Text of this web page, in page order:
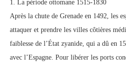
1. La période ottomane 1515-1830
Après la chute de Grenade en 1492, les
attaquer et prendre les villes côtières
faiblesse de l’État zyanide, qui a dû en
avec l’Espagne. Pour libérer les ports